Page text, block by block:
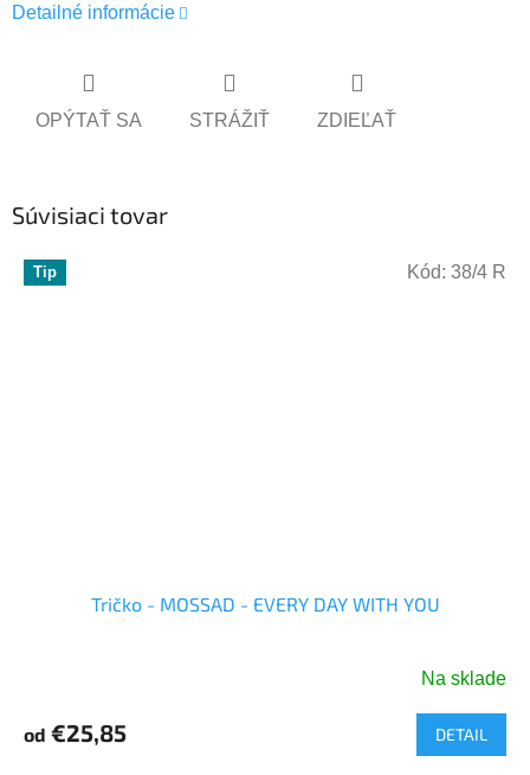
Detailné informácie
OPÝTAŤ SA STRÁŽIŤ ZDIEĽAŤ
Súvisiaci tovar
Tip
Tričko - MOSSAD - EVERY DAY WITH YOU
produktu
Na sklade
od €25,85 DETAIL
Kód: 38/4 R